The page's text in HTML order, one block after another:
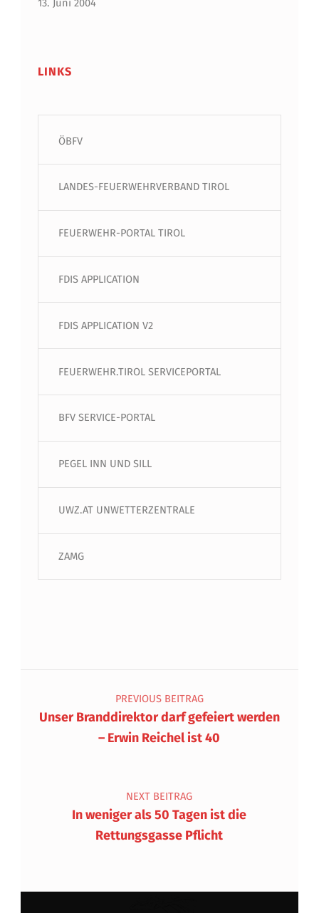
13. Juni 2004
LINKS
ÖBFV
LANDES-FEUERWEHRVERBAND TIROL
FEUERWEHR-PORTAL TIROL
FDIS APPLICATION
FDIS APPLICATION V2
FEUERWEHR.TIROL SERVICEPORTAL
BFV SERVICE-PORTAL
PEGEL INN UND SILL
UWZ.AT UNWETTERZENTRALE
ZAMG
Beitragsnavigation
PREVIOUS BEITRAG
Unser Branddirektor darf gefeiert werden
– Erwin Reichel ist 40
NEXT BEITRAG
In weniger als 50 Tagen ist die
Rettungsgasse Pflicht